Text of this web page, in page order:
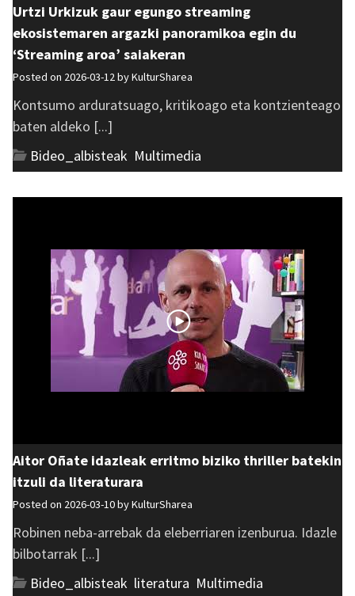
Urtzi Urkizuk gaur egungo streaming
ekosistemaren argazki panoramikoa egin du
‘Streaming aroa’ saiakeran
Posted on 2026-03-12 byKulturSharea
Kontsumo arduratsuago, kritikoago eta kontzienteago
baten aldeko [...]
Bideo_albisteak Multimedia
Aitor Oñate idazleak erritmo biziko thriller batekin
itzuli da literaturara
Posted on 2026-03-10 byKulturSharea
Robinen neba-arrebak da eleberriaren izenburua. Idazle
bilbotarrak [...]
Bideo_albisteak literatura Multimedia